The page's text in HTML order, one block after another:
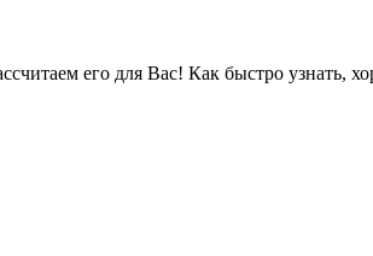
его для Вас! Как быстро узнать,